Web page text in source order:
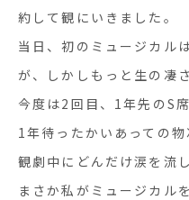
約して観にいきました。
当日、初のミュージカル
が、しかしもっと生の凄
今度は2回目、1年先のS
1年待ったかいあっての物
観劇中にどんだけ涙を流
まさか私がミュージカル